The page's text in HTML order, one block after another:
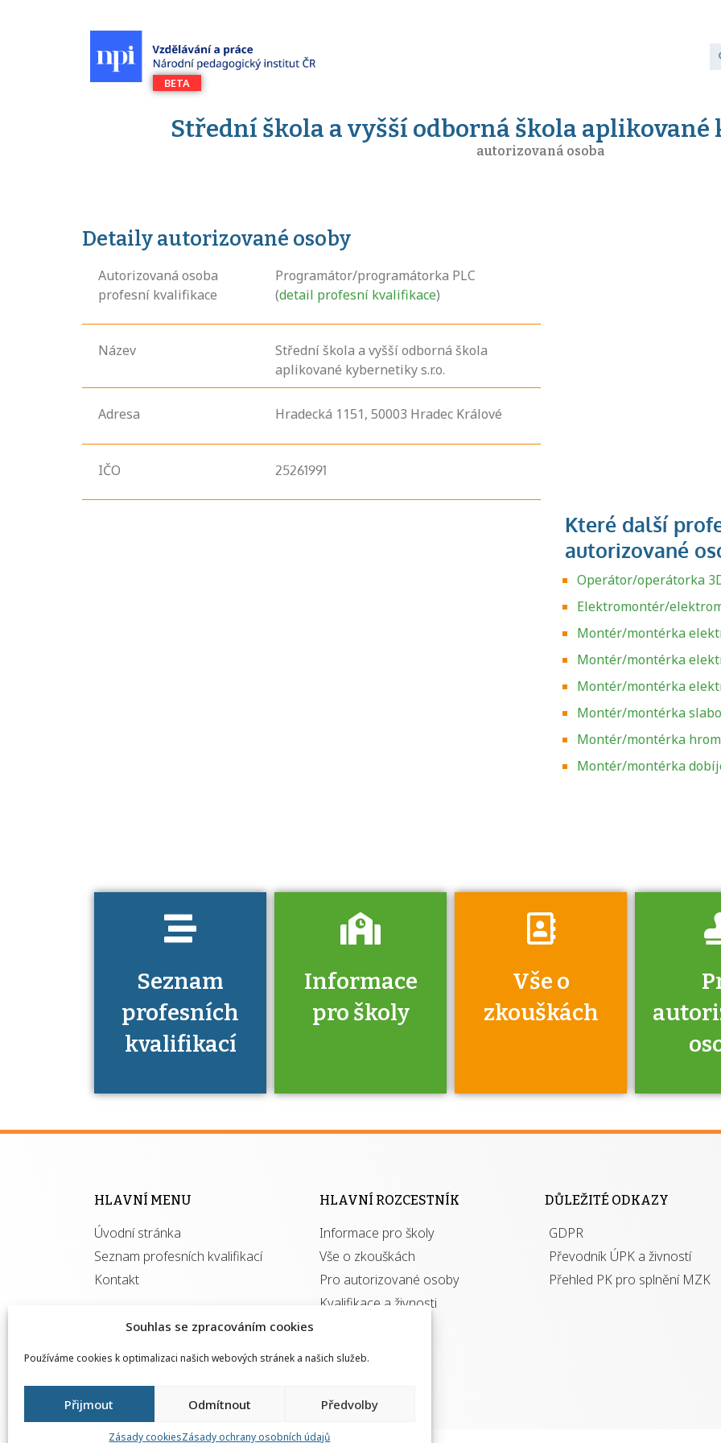
Souhlas se zpracováním cookies
Používáme cookies k optimalizaci našich webových stránek a našich služeb.
Přijmout Odmítnout Předvolby
Zásady cookiesZásady ochrany osobních údajů
Střední škola a vyšší odborná škola aplikované
autorizovaná osoba
Detaily autorizované osoby
Autorizovaná osoba
profesní kvalifikace
Programátor/programátorka PLC
(detail profesní kvalifikace)
Název
Střední škola a vyšší odborná škola
aplikované kybernetiky s.r.o.
Adresa Hradecká 1151, 50003 Hradec Králové
IČO 25261991
Operátor/operátorka
Elektromontér/
Montér/montérka
Montér/montérka
Montér/montérka
Montér/montérka
Montér/montérka
Montér/montérka
Seznam
profesních
kvalifikací
Informace
pro školy
Víte, že jako škola
kvalifikací jisté
získávání
autorizací?
Vše o
zkouškách
Zjistěte, jak se
přihlásit ke
výhody
HLAVNÍ MENU
Úvodní stránka
Seznam profesních kvalifikací
Kontakt
HLAVNÍ ROZCESTNÍK
Informace pro školy
Vše o zkouškách
Pro autorizované osoby
Kvalifikace a živnosti
DŮLEŽITÉ ODKAZY
GDPR
Převodník ÚPK a živností
Přehled PK pro splnění MZK